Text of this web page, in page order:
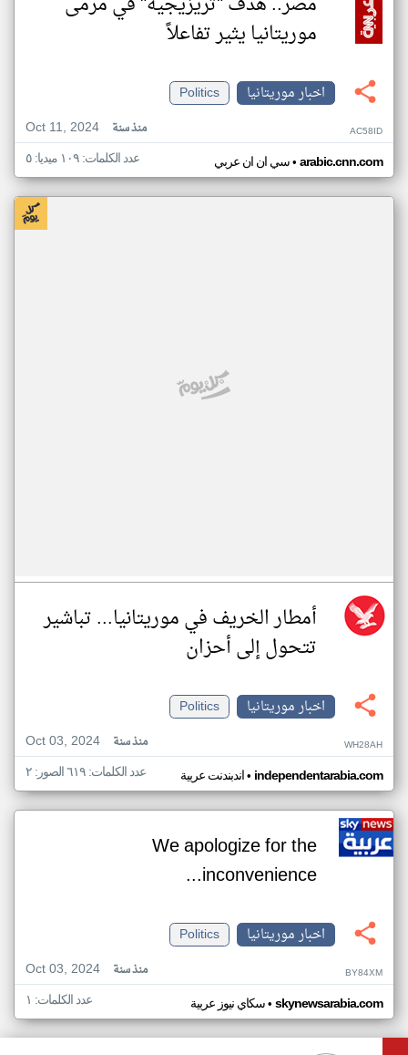
موريتانيا يثير تفاعلاً
اخبار موريتانيا
Politics
Oct 11, 2024
منذ سنة AC58ID
سي ان ان عربي• arabic.cnn.com عدد الكلمات: ١٠٩ ميديا: ٥
أمطار الخريف في موريتانيا... تباشير
تتحول إلى أحزان
اخبار موريتانيا
Politics
Oct 03, 2024
منذ سنة WH28AH
اندبندنت عربية• independentarabia.com عدد الكلمات: ٦١٩ الصور: ٢
We apologize for the
inconvenience...
اخبار موريتانيا
Politics
Oct 03, 2024
منذ سنة BY84XM
سكاي نيوز عربية• skynewsarabia.com عدد الكلمات: ١